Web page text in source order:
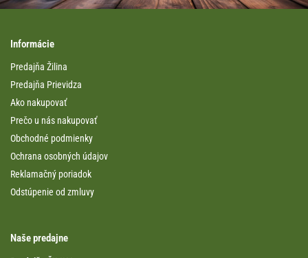
Informácie
Predajňa Žilina
Predajňa Prievidza
Ako nakupovať
Prečo u nás nakupovať
Obchodné podmienky
Ochrana osobných údajov
Reklamačný poriadok
Odstúpenie od zmluvy
Naše predajne